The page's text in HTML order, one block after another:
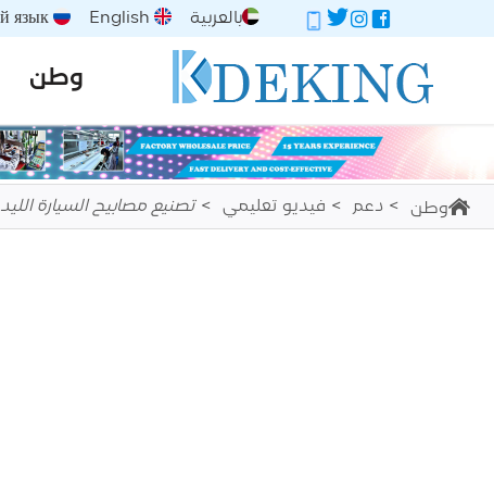
بالعربية English
Русский язык
وطن
وطن دعم فيديو تعليمي تصنيع مصابيح السيارة الليد